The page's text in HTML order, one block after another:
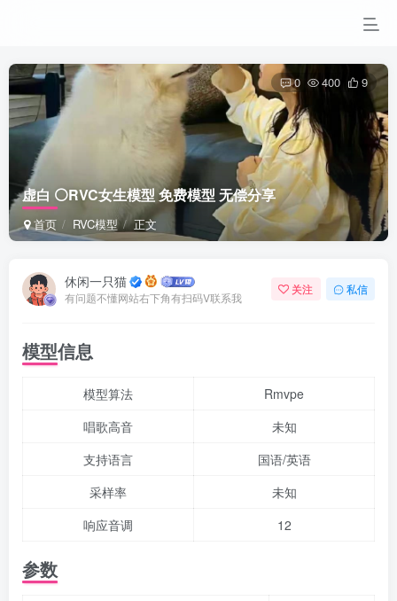
虚白 ⚪RVC女生模型 免费模型 无偿分享
首页 RVC模型 正文
0 400 9
休闲一只猫
有问题不懂网站右下角有扫码V联系我
关注 私信
模型信息
模型算法
Rmvpe
唱歌高音
未知
支持语言
国语/英语
采样率
未知
响应音调
12
参数